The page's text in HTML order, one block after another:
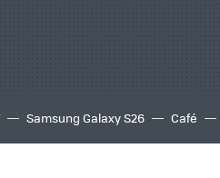
Samsung Galaxy S26 Café